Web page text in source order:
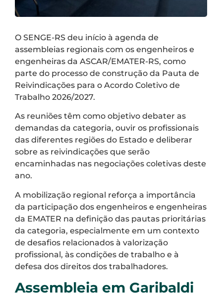
O SENGE-RS deu início à agenda de
assembleias regionais com os engenheiros e
engenheiras da ASCAR/EMATER-RS, como
parte do processo de construção da Pauta de
Reivindicações para o Acordo Coletivo de
Trabalho 2026/2027.
As reuniões têm como objetivo debater as
demandas da categoria, ouvir os profissionais
das diferentes regiões do Estado e deliberar
sobre as reivindicações que serão
encaminhadas nas negociações coletivas deste
ano.
A mobilização regional reforça a importância
da participação dos engenheiros e engenheiras
da EMATER na definição das pautas prioritárias
da categoria, especialmente em um contexto
de desafios relacionados à valorização
profissional, às condições de trabalho e à
defesa dos direitos dos trabalhadores.
Assembleia em Garibaldi